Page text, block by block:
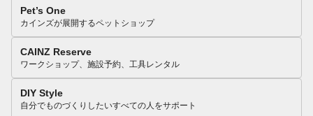
Pet’s One
カインズが展開するペットショップ
CAINZ Reserve
ワークショップ、施設予約、工具レンタル
DIY Style
自分でものづくりしたいすべての人をサポート